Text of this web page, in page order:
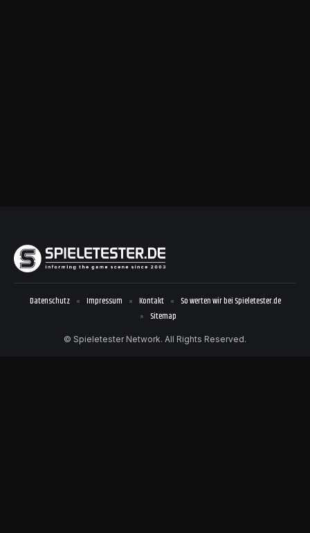
© Spieletester Network. All Rights Reserved.
Datenschutz Impressum Kontakt
So werten wir bei Spieletester.de
Sitemap